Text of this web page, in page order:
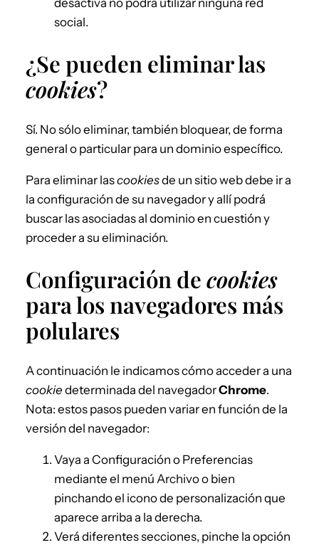
desactiva no podrá utilizar ninguna red
social.
¿Se pueden eliminar las
cookies?
Sí. No sólo eliminar, también bloquear, de forma
general o particular para un dominio específico.
Para eliminar lascookiesde un sitio web debe ir a
la configuración de su navegador y allí podrá
buscar las asociadas al dominio en cuestión y
proceder a su eliminación.
Configuración decookies
para los navegadores más
polulares
A continuación le indicamos cómo acceder a una
cookie determinada del navegadorChrome.
Nota: estos pasos pueden variar en función de la
versión del navegador:
Vaya a Configuración o Preferencias
mediante el menú Archivo o bien
pinchando el icono de personalización que
aparece arriba a la derecha.
Verá diferentes secciones, pinche la opción